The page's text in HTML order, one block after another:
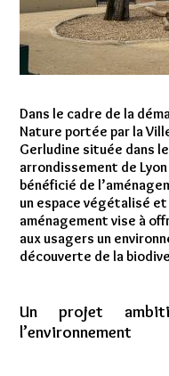
Dans le cadre de la
Nature portée par la
Gerludine située dans
arrondissement de
bénéficié de
un espace végétalisé
aménagement vise à
aux usagers un
découverte de la
Un projet
l’environnement